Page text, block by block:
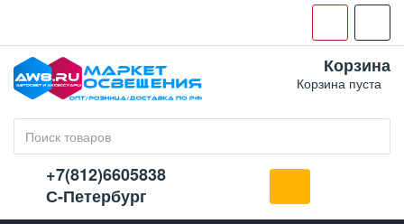
Корзина
Корзина пуста
+7(812)6605838
С-Петербург